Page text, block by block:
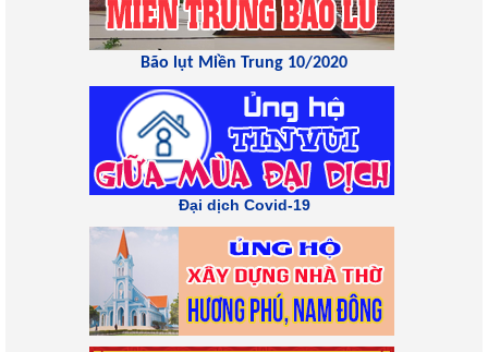
Bão lụt Miền Trung 10/2020
Đại dịch Covid-19